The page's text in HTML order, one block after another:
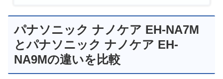
パナソニック ナノケア EH-NA7M
とパナソニック ナノケア EH-
NA9Mの違いを比較